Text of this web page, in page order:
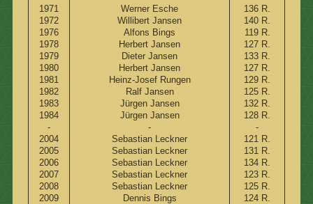
1971
1972
1976
1978
1979
1980
1981
1982
1983
1984
-
2004
2005
2006
2007
2008
2009
Werner Esche
Willibert Jansen
Alfons Bings
Herbert Jansen
Dieter Jansen
Herbert Jansen
Heinz-Josef Rungen
Ralf Jansen
Jürgen Jansen
Jürgen Jansen
-
Sebastian Leckner
Sebastian Leckner
Sebastian Leckner
Sebastian Leckner
Sebastian Leckner
Dennis Bings
136 R.
140 R.
119 R.
127 R.
133 R.
127 R.
129 R.
125 R.
132 R.
128 R.
-
121 R.
131 R.
134 R.
123 R.
125 R.
124 R.